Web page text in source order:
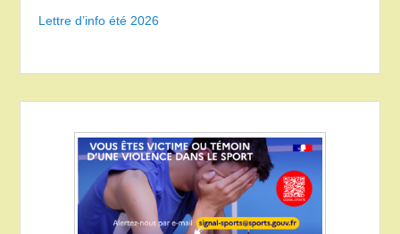
Lettre d’info été 2026